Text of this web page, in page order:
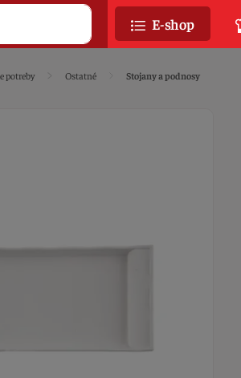
potreby Ostatné Stojany a podnosy
E-shop